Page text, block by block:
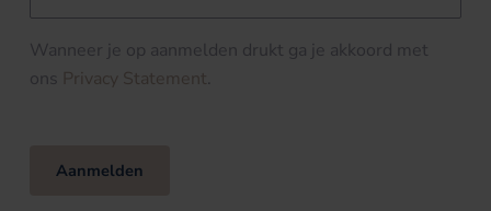
Wanneer je op aanmelden drukt ga je akkoord met
ons Privacy Statement.
Aanmelden